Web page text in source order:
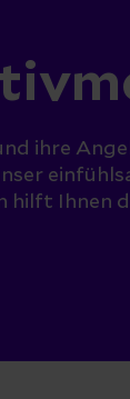
ihre
hilft Ihnen